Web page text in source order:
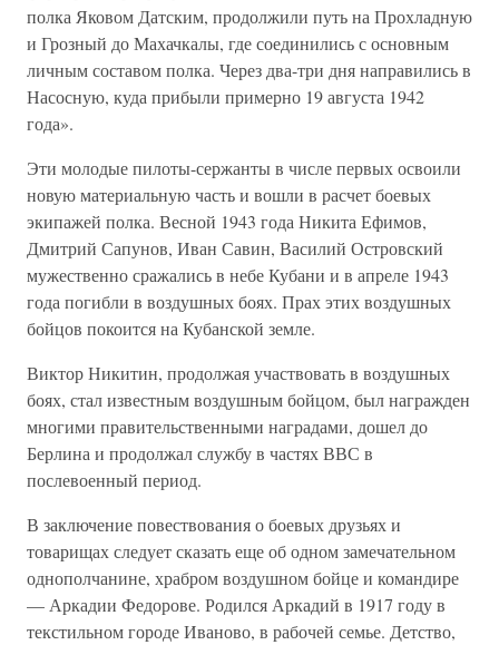
полка Яковом Датским, продолжили путь на Прохладную
и Грозный до Махачкалы, где соединились с основным
личным составом полка. Через два-три дня направились в
Насосную, куда прибыли примерно 19 августа 1942
года».
Эти молодые пилоты-сержанты в числе первых освоили
новую материальную часть и вошли в расчет боевых
экипажей полка. Весной 1943 года Никита Ефимов,
Дмитрий Сапунов, Иван Савин, Василий Островский
мужественно сражались в небе Кубани и в апреле 1943
года погибли в воздушных боях. Прах этих воздушных
бойцов покоится на Кубанской земле.
Виктор Никитин, продолжая участвовать в воздушных
боях, стал известным воздушным бойцом, был награжден
многими правительственными наградами, дошел до
Берлина и продолжал службу в частях ВВС в
послевоенный период.
В заключение повествования о боевых друзьях и
товарищах следует сказать еще об одном замечательном
однополчанине, храбром воздушном бойце и командире
— Аркадии Федорове. Родился Аркадий в 1917 году в
текстильном городе Иваново, в рабочей семье. Детство,